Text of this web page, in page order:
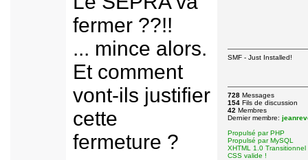
fermer ??!!
... mince alors.
Et comment
vont-ils justifier
cette
fermeture ?
SMF - Just Installed!
728 Messages
154 Fils de discussion
42 Membres
Dernier membre:
Propulsé par PHP
Propulsé par MySQL
XHTML 1.0 Transitionnel
CSS valide !